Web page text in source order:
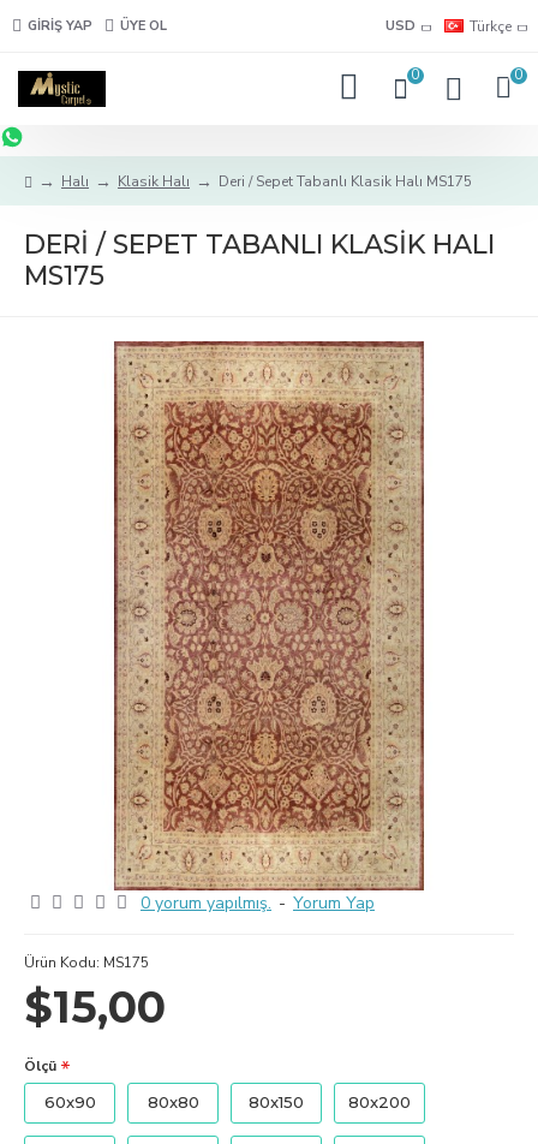
GIRIŞ YAP ÜYE OL USD Türkçe
0 0
Halı Klasik Halı Deri / Sepet Tabanlı Klasik Halı MS175
DERI / SEPET TABANLI KLASIK HALI
MS175
0 yorum yapılmış. - Yorum Yap
$15,00
Ürün Kodu: MS175
Ölçü
60x90
80x80 80x150 80x200